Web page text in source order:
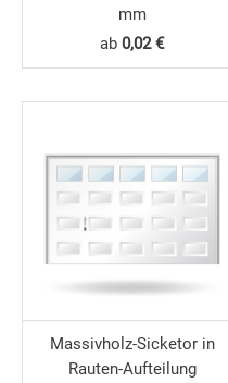
mm
ab0,02 €
Massivholz-Sicketor in
Rauten-Aufteilung